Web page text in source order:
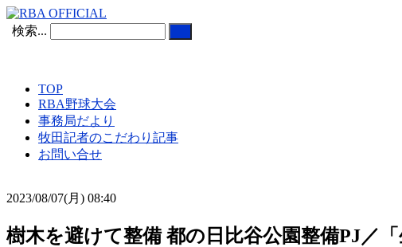
検索...
TOP
RBA野球大会
事務局だより
牧田記者のこだわり記事
お問い合せ
2023/08/07(月) 08:40
樹木を避けて整備 都の日比谷公園整備PJ／